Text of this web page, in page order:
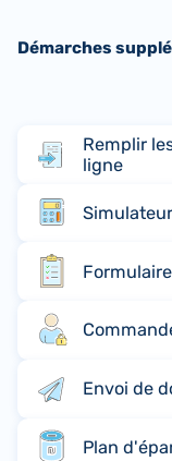
Démarches
Remplir
ligne
Envoi de
Plan